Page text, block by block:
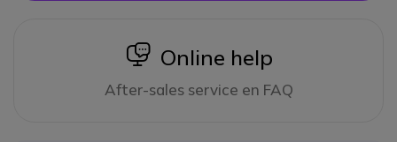
icon
Online help
After-sales service en FAQ